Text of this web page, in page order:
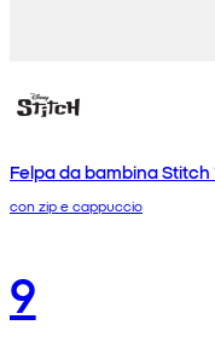
Felpa da bambina
con zip e cappuccio
9